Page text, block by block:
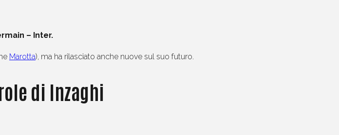
– Inter.
Marotta), ma ha rilasciato anche nuove sul suo futuro.
di Inzaghi